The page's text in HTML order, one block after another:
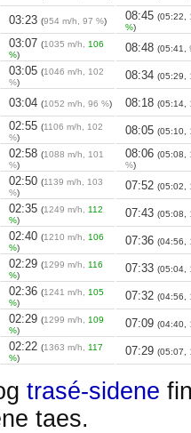
03:23 (954 m/h, 97 %) 08:45 (05:22,
%)
03:07 (1035 m/h, 106
%)
08:48 (05:41,
03:05 (1046 m/h, 102
%)
08:34 (05:29,
03:04 (1052 m/h, 96 %) 08:18 (05:14,
02:55 (1106 m/h, 102
%)
08:05 (05:10,
02:58 (1088 m/h, 101
%)
08:06 (05:08,
%)
02:50 (1139 m/h, 103
%)
07:52 (05:02,
02:35 (1249 m/h, 112
%)
07:43 (05:08,
02:40 (1210 m/h, 106
%)
07:36 (04:56,
02:29 (1299 m/h, 116
%)
07:33 (05:04,
02:36 (1241 m/h, 105
%)
07:32 (04:56,
02:29 (1299 m/h, 109
%)
07:09 (04:40,
02:22 (1363 m/h, 117
%)
07:29 (05:07,
trasé-sidene
taes.